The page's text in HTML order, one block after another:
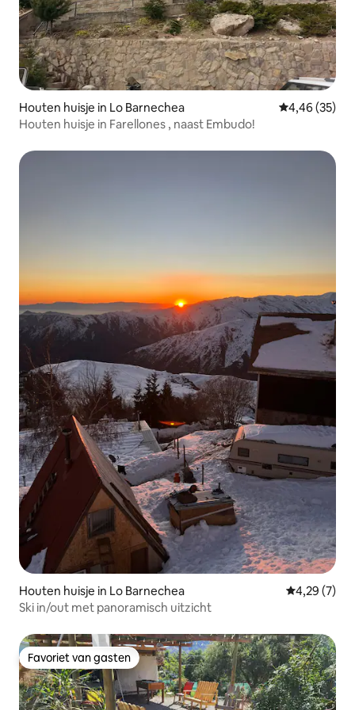
Houten huisje in Lo Barnechea Gemiddelde
4,46 (35)
Houten huisje in Farellones , naast Embudo!
Houten huisje in Lo Barnechea
4,29 (7)
Ski in/out met panoramisch uitzicht
Favoriet van gasten
Favoriet van gasten